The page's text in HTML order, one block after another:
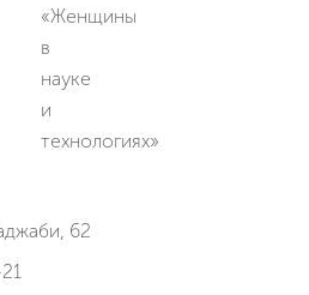
«Женщины
в
науке
и
технологиях»
62